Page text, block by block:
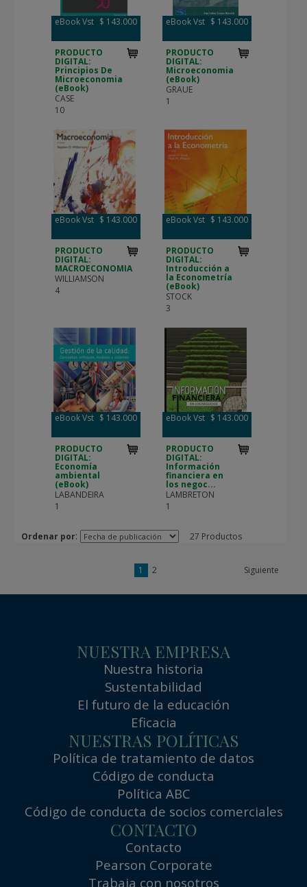
eBook Vst $ 143.000
PRODUCTO
DIGITAL:
Principios De
Microeconomia
(eBook)
CASE
10
eBook Vst $ 143.000
PRODUCTO
DIGITAL:
Microeconomia
(eBook)
GRAUE
1
eBook Vst $ 143.000
PRODUCTO
DIGITAL:
MACROECONOMIA
WILLIAMSON
4
eBook Vst $ 143.000
PRODUCTO
DIGITAL:
Introducción a
la Econometría
(eBook)
STOCK
3
eBook Vst $ 143.000
PRODUCTO
DIGITAL:
Economía
ambiental
(eBook)
LABANDEIRA
1
eBook Vst $ 143.000
PRODUCTO
DIGITAL:
Información
financiera en
los negoc...
LAMBRETON
1
Ordenar por: 27 Productos
1 2 Siguiente
NUESTRA EMPRESA
Nuestra historia
Sustentabilidad
El futuro de la educación
Eficacia
NUESTRAS POLÍTICAS
Política de tratamiento de datos
Código de conducta
Política ABC
Código de conducta de socios comerciales
CONTACTO
Contacto
Pearson Corporate
Trabaja con nosotros